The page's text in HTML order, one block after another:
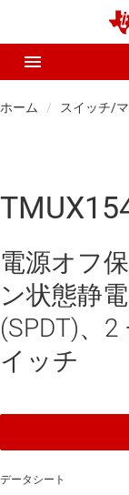
ホーム スイッチ/
電源オフ
ン状態静
(SPDT)、
イッチ
データシート